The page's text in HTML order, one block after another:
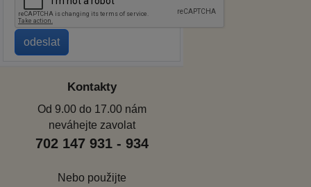
Kontakty
Od 9.00 do 17.00 nám
neváhejte zavolat
702 147 931 - 934
Nebo použijte